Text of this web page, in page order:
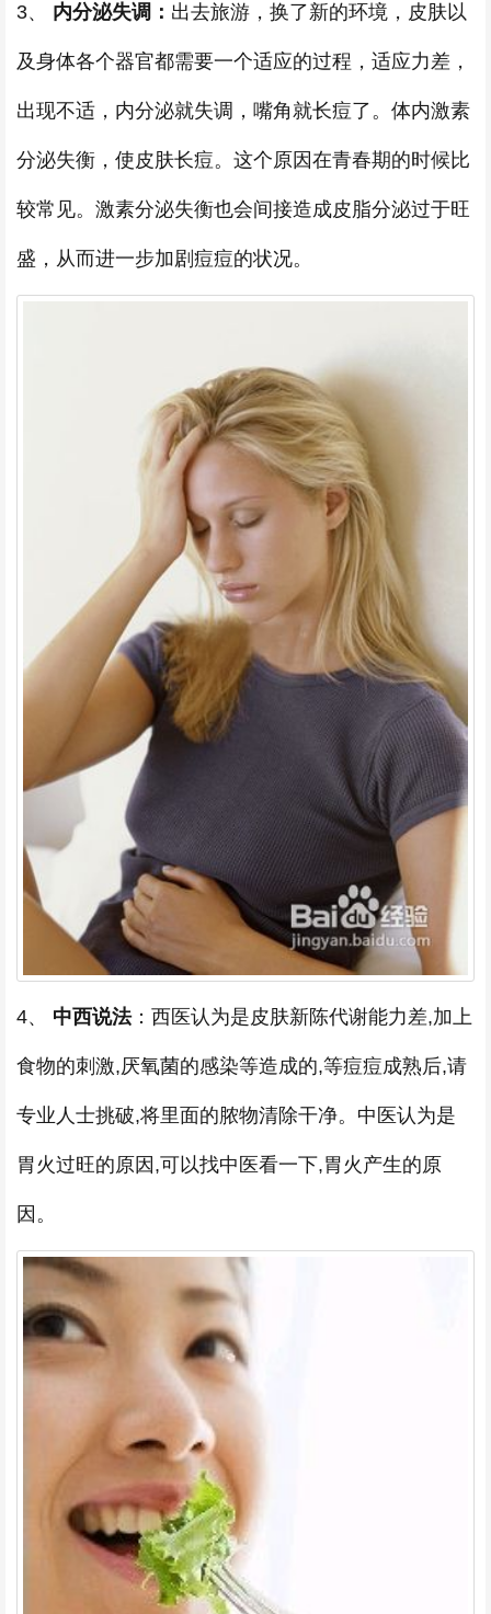
3、 内分泌失调： 出去旅游，换了新的环境，皮肤以
及身体各个器官都需要一个适应的过程，适应力差，
出现不适，内分泌就失调，嘴角就长痘了。体内激素
分泌失衡，使皮肤长痘。这个原因在青春期的时候比
较常见。激素分泌失衡也会间接造成皮脂分泌过于旺
盛，从而进一步加剧痘痘的状况。
4、 中西说法：西医认为是皮肤新陈代谢能力差,加上
食物的刺激,厌氧菌的感染等造成的,等痘痘成熟后,请
专业人士挑破,将里面的脓物清除干净。中医认为是
胃火过旺的原因,可以找中医看一下,胃火产生的原
因。